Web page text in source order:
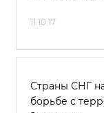
11.10.17
Страны СНГ
борьбе с